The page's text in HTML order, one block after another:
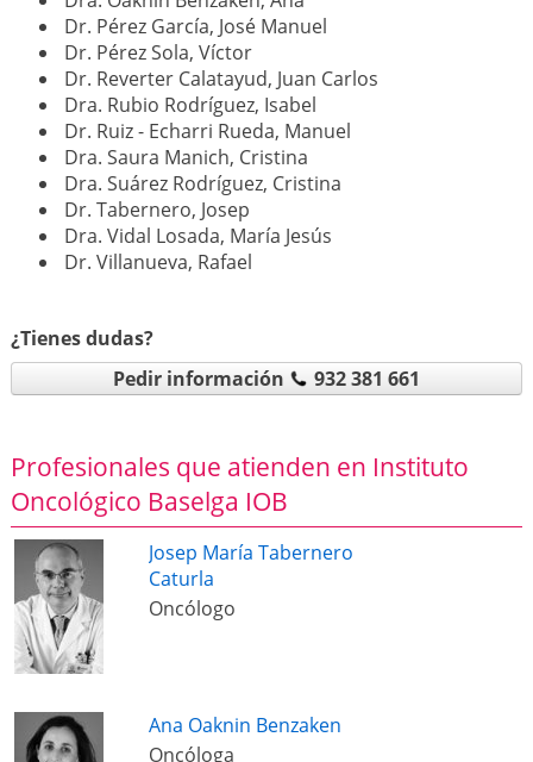
Dr. Pérez García, José Manuel
Dr. Pérez Sola, Víctor
Dr. Reverter Calatayud, Juan Carlos
Dra. Rubio Rodríguez, Isabel
Dr. Ruiz - Echarri Rueda, Manuel
Dra. Saura Manich, Cristina
Dra. Suárez Rodríguez, Cristina
Dr. Tabernero, Josep
Dra. Vidal Losada, María Jesús
Dr. Villanueva, Rafael
¿Tienes dudas?
Pedir información
932 381 661
Profesionales que atienden en Instituto
Oncológico Baselga IOB
Josep María Tabernero
Caturla
Oncólogo
Ana Oaknin Benzaken
Oncóloga